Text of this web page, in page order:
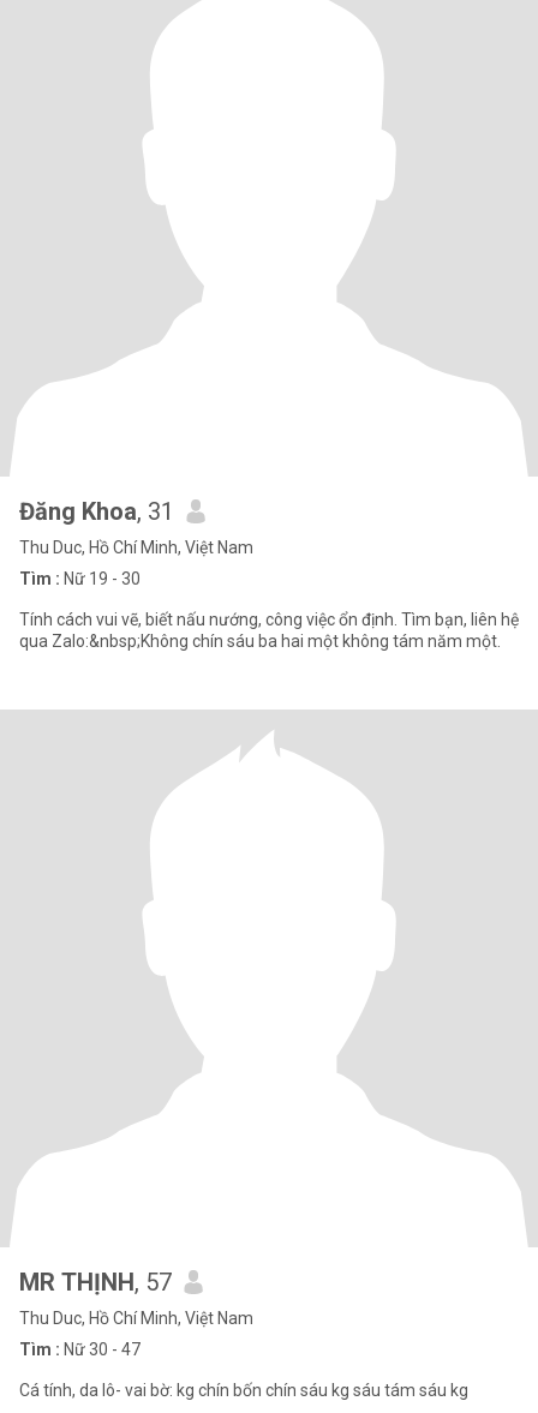
Đăng Khoa, 31
Thu Duc, Hồ Chí Minh, Việt Nam
Tìm : Nữ 19 - 30
Tính cách vui vẽ, biết nấu nướng, công việc ổn định. Tìm bạn, liên hệ
qua Zalo:&nbsp;Không chín sáu ba hai một không tám năm một.
MR THỊNH, 57
Thu Duc, Hồ Chí Minh, Việt Nam
Tìm : Nữ 30 - 47
Cá tính, da lô- vai bờ: kg chín bốn chín sáu kg sáu tám sáu kg